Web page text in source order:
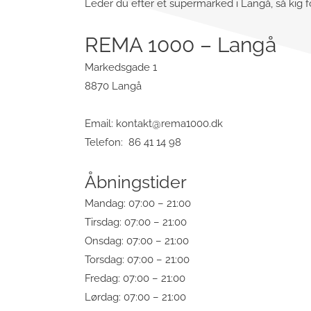
Leder du efter et supermarked i Langå, så kig
REMA 1000 – Langå
Markedsgade 1
8870 Langå
Email: kontakt@rema1000.dk
Telefon: 86 41 14 98
Åbningstider
Mandag: 07:00 – 21:00
Tirsdag: 07:00 – 21:00
Onsdag: 07:00 – 21:00
Torsdag: 07:00 – 21:00
Fredag: 07:00 – 21:00
Lørdag: 07:00 – 21:00